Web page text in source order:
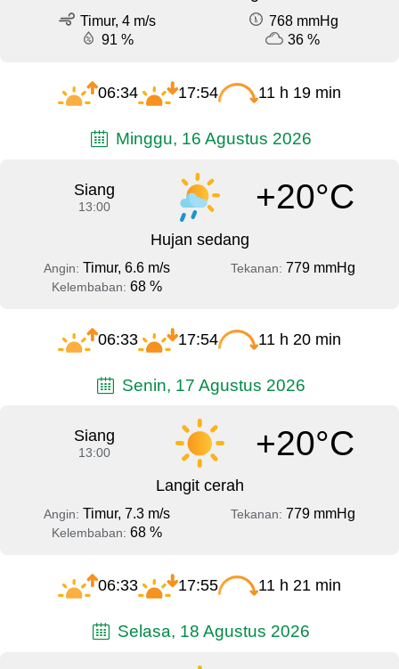
Timur, 4 m/s
768 mmHg
91 %
36 %
06:34 17:54 11 h 19 min
Minggu, 16 Agustus 2026
Siang
13:00 +20°C
Hujan sedang
Angin: Timur, 6.6 m/s Tekanan: 779 mmHg
Kelembaban: 68 %
06:33 17:54 11 h 20 min
Senin, 17 Agustus 2026
Siang
13:00 +20°C
Langit cerah
Angin: Timur, 7.3 m/s Tekanan: 779 mmHg
Kelembaban: 68 %
06:33 17:55 11 h 21 min
Selasa, 18 Agustus 2026